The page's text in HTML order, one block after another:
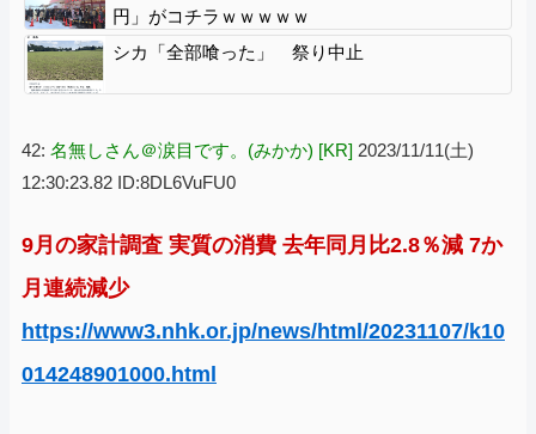
円」がコチラｗｗｗｗｗ
シカ「全部喰った」 祭り中止
42: 名無しさん＠涙目です。(みかか) [KR] 2023/11/11(土)
12:30:23.82 ID:8DL6VuFU0
9月の家計調査 実質の消費 去年同月比2.8％減 7か
月連続減少
https://www3.nhk.or.jp/news/html/20231107/k10
014248901000.html